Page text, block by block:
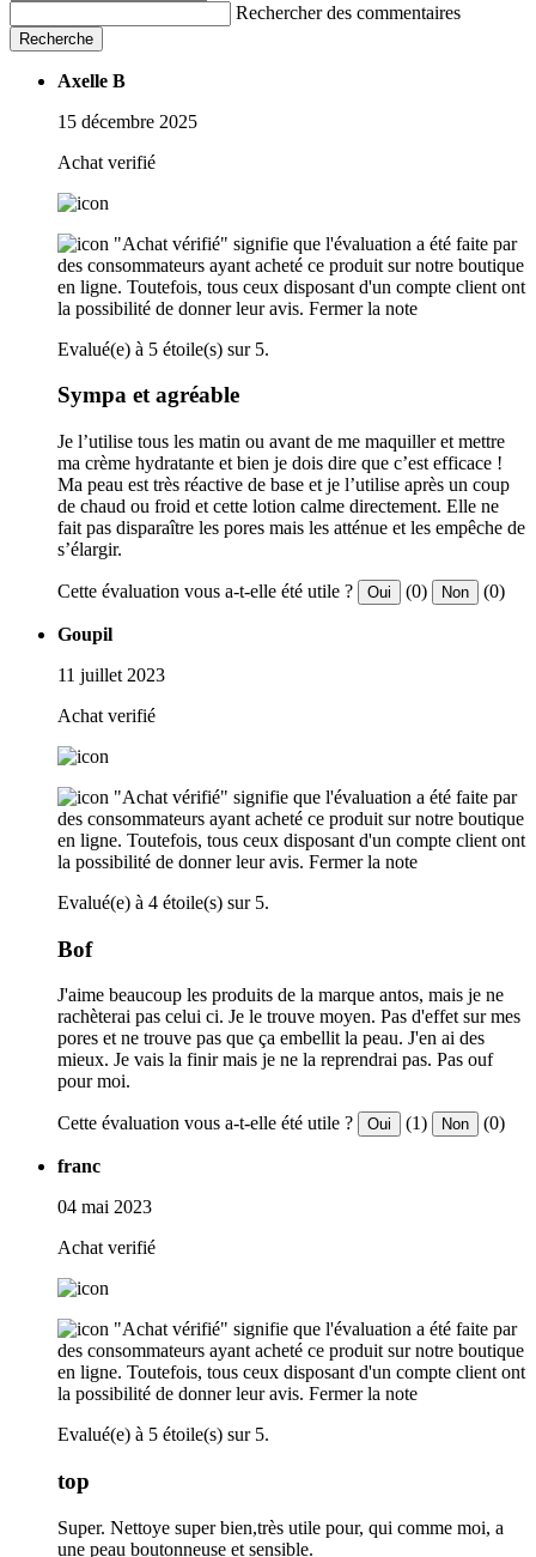
Rechercher des commentaires
Recherche
Axelle B
15 décembre 2025
Achat verifié
"Achat vérifié" signifie que l'évaluation a été faite par
des consommateurs ayant acheté ce produit sur notre boutique
en ligne. Toutefois, tous ceux disposant d'un compte client ont
la possibilité de donner leur avis. Fermer la note
Evalué(e) à 5 étoile(s) sur 5.
Sympa et agréable
Je l’utilise tous les matin ou avant de me maquiller et mettre
ma crème hydratante et bien je dois dire que c’est efficace !
Ma peau est très réactive de base et je l’utilise après un coup
de chaud ou froid et cette lotion calme directement. Elle ne
fait pas disparaître les pores mais les atténue et les empêche de
s’élargir.
Cette évaluation vous a-t-elle été utile ? Oui (0) Non (0)
Goupil
11 juillet 2023
Achat verifié
"Achat vérifié" signifie que l'évaluation a été faite par
des consommateurs ayant acheté ce produit sur notre boutique
en ligne. Toutefois, tous ceux disposant d'un compte client ont
la possibilité de donner leur avis. Fermer la note
Evalué(e) à 4 étoile(s) sur 5.
Bof
J'aime beaucoup les produits de la marque antos, mais je ne
rachèterai pas celui ci. Je le trouve moyen. Pas d'effet sur mes
pores et ne trouve pas que ça embellit la peau. J'en ai des
mieux. Je vais la finir mais je ne la reprendrai pas. Pas ouf
pour moi.
Cette évaluation vous a-t-elle été utile ? Oui (1) Non (0)
franc
04 mai 2023
Achat verifié
"Achat vérifié" signifie que l'évaluation a été faite par
des consommateurs ayant acheté ce produit sur notre boutique
en ligne. Toutefois, tous ceux disposant d'un compte client ont
la possibilité de donner leur avis. Fermer la note
Evalué(e) à 5 étoile(s) sur 5.
top
Super. Nettoye super bien,très utile pour, qui comme moi, a
une peau boutonneuse et sensible.